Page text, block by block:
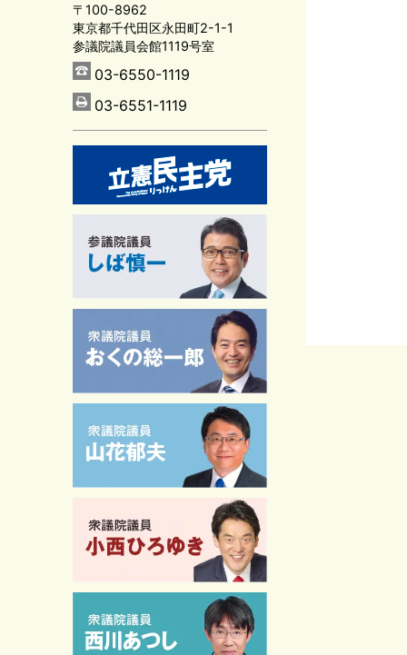
〒100-8962
東京都千代田区永田町2-1-1
参議院議員会館1119号室
03-6550-1119
03-6551-1119